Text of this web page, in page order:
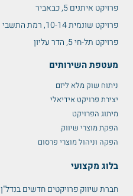
פרויקט איתנים 5, כבאביר
פרויקט שונמית 10-14, רמת התשבי
פרויקט תל-חי 5, הדר עליון
מעטפת השירותים
ניתוח שוק מלא ליזם
יצירת פרויקט אידיאלי
מיתוג הפרויקט
הפקת מוצרי שיווק
הפקה וניהול מוצרי פרסום
בלוג מקצועי
חברת שיווק פרויקטים חדשים בנדל"ן